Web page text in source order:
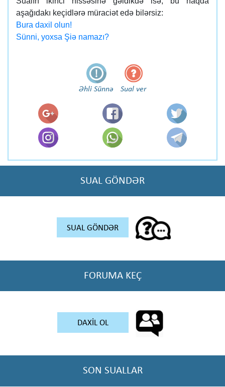
aşağıdakı keçidlərə müraciət edə bilərsiz:
Bura daxil olun!
Sünni, yoxsa Şiə namazı?
Əhli Sünnə Sual ver
SUAL GÖNDƏR
SUAL GÖNDƏR
FORUMA KEÇ
DAXİL OL
SON SUALLAR